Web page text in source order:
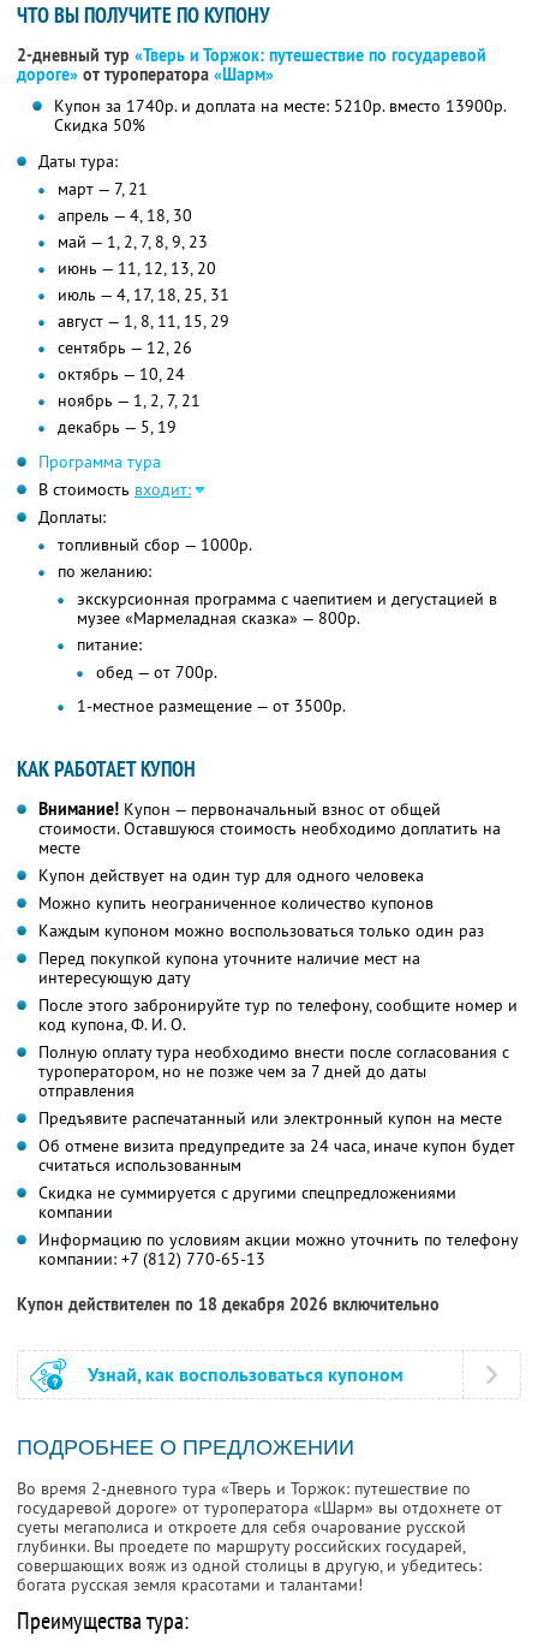
ЧТО ВЫ ПОЛУЧИТЕ ПО КУПОНУ
2-дневный тур «Тверь и Торжок: путешествие по государевой
дороге» от туроператора «Шарм»
Купон за 1740р. и доплата на месте: 5210р. вместо 13900р.
Скидка 50%
Даты тура:
март — 7, 21
апрель — 4, 18, 30
май — 1, 2, 7, 8, 9, 23
июнь — 11, 12, 13, 20
июль — 4, 17, 18, 25, 31
август — 1, 8, 11, 15, 29
сентябрь — 12, 26
октябрь — 10, 24
ноябрь — 1, 2, 7, 21
декабрь — 5, 19
Программа тура
В стоимость входит:
Доплаты:
топливный сбор — 1000р.
по желанию:
экскурсионная программа с чаепитием и дегустацией в
музее «Мармеладная сказка» — 800р.
питание:
обед — от 700р.
1-местное размещение — от 3500р.
КАК РАБОТАЕТ КУПОН
Внимание! Купон — первоначальный взнос от общей
стоимости. Оставшуюся стоимость необходимо доплатить на
месте
Купон действует на один тур для одного человека
Можно купить неограниченное количество купонов
Каждым купоном можно воспользоваться только один раз
Перед покупкой купона уточните наличие мест на
интересующую дату
После этого забронируйте тур по телефону, сообщите номер и
код купона,Ф. И. О.
Полную оплату тура необходимо внести после согласования с
туроператором, но не позже чем за 7 дней до даты
отправления
Предъявите распечатанный или электронный купон на месте
Об отмене визита предупредите за 24 часа, иначе купон будет
считаться использованным
Скидка не суммируется с другими спецпредложениями
компании
Информацию по условиям акции можно уточнить по телефону
компании: +7 (812) 770-65-13
Купон действителен по 18 декабря 2026 включительно
Узнай, как воспользоваться купоном
ПОДРОБНЕЕ О ПРЕДЛОЖЕНИИ
Во время 2-дневного тура «Тверь и Торжок: путешествие по
государевой дороге» от туроператора «Шарм» вы отдохнете от
суеты мегаполиса и откроете для себя очарование русской
глубинки. Вы проедете по маршруту российских государей,
совершающих вояж из одной столицы в другую, и убедитесь:
богата русская земля красотами и талантами!
Преимущества тура: